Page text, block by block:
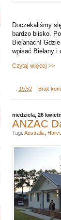
Doczekaliśmy
bardzo blisko.
Bielanach!
wpisać Bielany i
Czytaj więcej >>
19:52 Brak
niedziela, 26
ANZAC
Tagi: Australia,